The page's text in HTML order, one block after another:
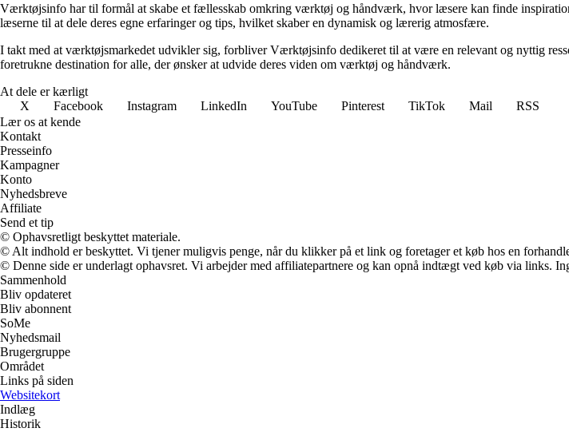
Værktøjsinfo har til formål at skabe et fællesskab omkring værktøj og håndværk, hvor læsere kan finde
læserne til at dele deres egne erfaringer og tips, hvilket skaber en dynamisk og lærerig atmosfære.
I takt med at værktøjsmarkedet udvikler sig, forbliver Værktøjsinfo dedikeret til at være en relevant og nyttig
foretrukne destination for alle, der ønsker at udvide deres viden om værktøj og håndværk.
At dele er kærligt
X
Facebook Instagram LinkedIn YouTube Pinterest TikTok Mail
RSS
Lær os at kende
Kontakt
Presseinfo
Kampagner
Konto
Nyhedsbreve
Affiliate
Send et tip
© Ophavsretligt beskyttet materiale.
© Alt indhold er beskyttet. Vi tjener muligvis penge, når du klikker på et link og foretager et køb hos en
© Denne side er underlagt ophavsret. Vi arbejder med affiliatepartnere og kan opnå indtægt ved køb via links.
Sammenhold
Bliv opdateret
Bliv abonnent
SoMe
Nyhedsmail
Brugergruppe
Området
Links på siden
Websitekort
Indlæg
Historik